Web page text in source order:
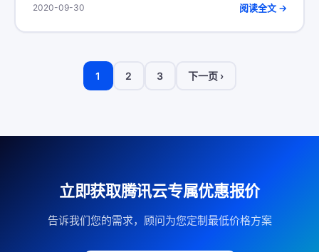
2020-09-30 阅读全文 →
1 2 3 下一页 ›
立即获取腾讯云专属优惠报价
告诉我们您的需求，顾问为您定制最低价格方案